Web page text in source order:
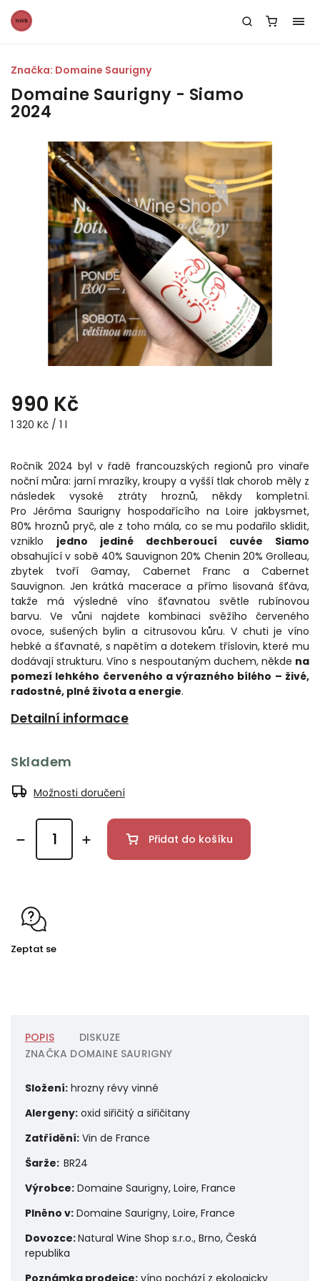
Domaine Saurigny - Siamo
2024
990 Kč
1 320 Kč / 1 l
Ročník 2024 byl v řadě francouzských regionů pro vinaře
noční můra: jarní mrazíky, kroupy a vyšší tlak chorob měly z
následek vysoké ztráty hroznů, někdy kompletní.
ProJérôma Saurigny hospodařícího na Loire jakbysmet,
80% hroznů pryč, ale z toho mála, co se mu podařilo sklidit,
vzniklo jedno jediné dechberoucí cuvée Siamo
obsahující v sobě 40% Sauvignon 20% Chenin 20% Grolleau,
zbytek tvoří Gamay, Cabernet Franc a Cabernet
Sauvignon. Jen krátká macerace a přímo lisovaná šťáva,
takže má výsledné víno šťavnatou světle rubínovou
barvu.Ve vůni najdete kombinaci svěžího červeného
ovoce, sušených bylin a citrusovou kůru. V chuti je víno
hebké a šťavnaté, s napětím a dotekem tříslovin, které mu
dodávají strukturu. Víno s nespoutaným duchem, někde na
pomezí lehkého červeného a výrazného bílého – živé,
radostné, plné života a energie.
Detailní informace
Značka: Domaine Saurigny
Skladem
Možnosti doručení
Přidat do košíku
Zeptat se
POPIS
DISKUZE
ZNAČKA DOMAINE SAURIGNY
Složení: hrozny révy vinné
Alergeny: oxid siřičitý a siřičitany
Zatřídění: Vin de France
Šarže: BR24
Výrobce: Domaine Saurigny, Loire, France
Plněno v: Domaine Saurigny, Loire, France
Dovozce:Natural Wine Shop s.r.o., Brno, Česká
republika